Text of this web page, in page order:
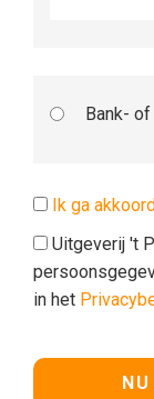
Bank-
Ik ga
Uitgeverij 't
in het
Geen waarde